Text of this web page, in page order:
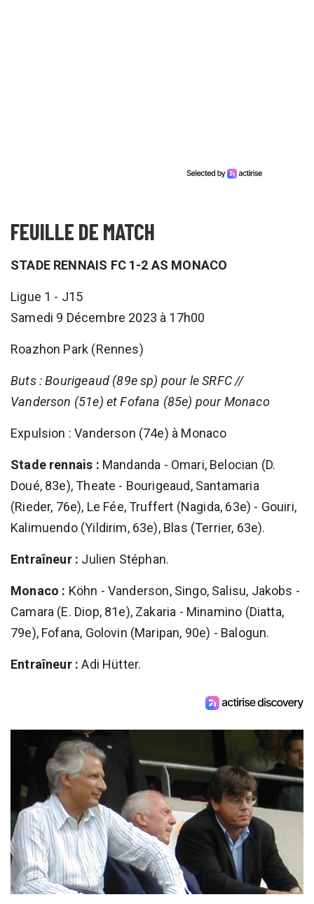
FEUILLE DE MATCH
STADE RENNAIS FC 1-2 AS MONACO
Ligue 1 - J15
Samedi 9 Décembre 2023 à 17h00
Roazhon Park (Rennes)
Buts : Bourigeaud (89e sp) pour le SRFC //
Vanderson (51e) et Fofana (85e) pour Monaco
Expulsion : Vanderson (74e) à Monaco
Stade rennais : Mandanda - Omari, Belocian (D.
Doué, 83e), Theate - Bourigeaud, Santamaria
(Rieder, 76e), Le Fée, Truffert (Nagida, 63e) - Gouiri,
Kalimuendo (Yildirim, 63e), Blas (Terrier, 63e).
Entraîneur : Julien Stéphan.
Monaco : Köhn - Vanderson, Singo, Salisu, Jakobs -
Camara (E. Diop, 81e), Zakaria - Minamino (Diatta,
79e), Fofana, Golovin (Maripan, 90e) - Balogun.
Entraîneur : Adi Hütter.